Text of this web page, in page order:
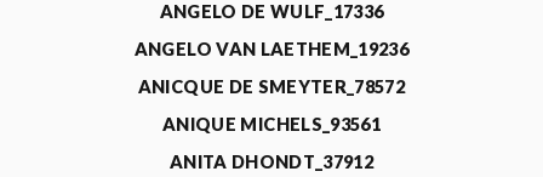
ANGELO DE WULF_17336
ANGELO VAN LAETHEM_19236
ANICQUE DE SMEYTER_78572
ANIQUE MICHELS_93561
ANITA DHONDT_37912